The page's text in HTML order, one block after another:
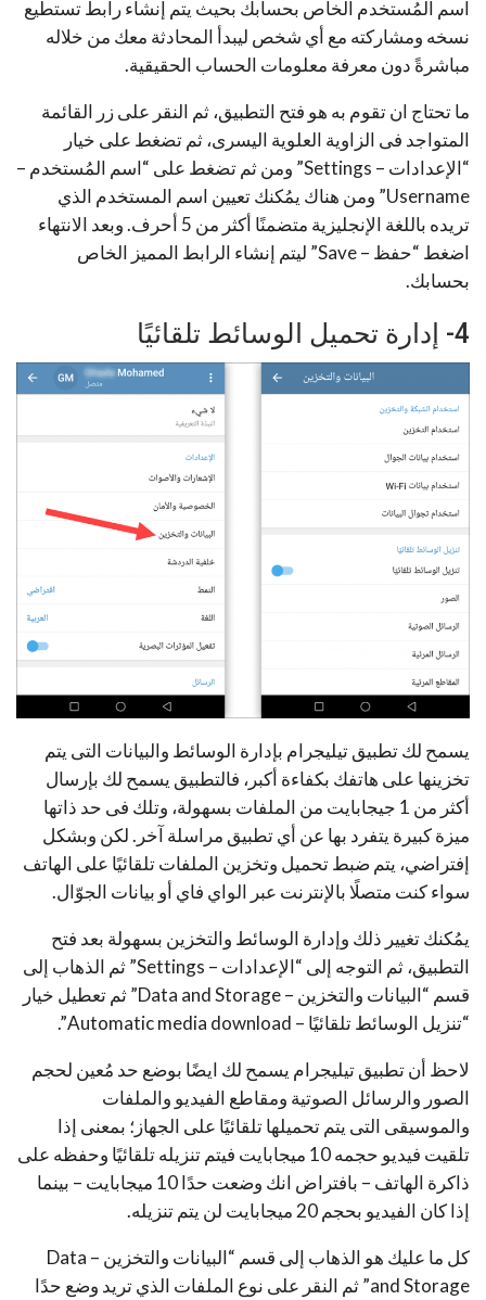
اسم المُستخدم الخاص بحسابك بحيث يتم إنشاء رابط تستطيع
نسخه ومشاركته مع أي شخص ليبدأ المحادثة معك من خلاله
مباشرةً دون معرفة معلومات الحساب الحقيقية.
ما تحتاج ان تقوم به هو فتح التطبيق، ثم النقر على زر القائمة
المتواجد فى الزاوية العلوية اليسرى، ثم تضغط على خيار
“الإعدادات – Settings” ومن ثم تضغط على “اسم المُستخدم –
Username” ومن هناك يمُكنك تعيين اسم المستخدم الذي
تريده باللغة الإنجليزية متضمنًا أكثر من 5 أحرف. وبعد الانتهاء
اضغط “حفظ – Save” ليتم إنشاء الرابط المميز الخاص
بحسابك.
4- إدارة تحميل الوسائط تلقائيًا
يسمح لك تطبيق تيليجرام بإدارة الوسائط والبيانات التى يتم
تخزينها على هاتفك بكفاءة أكبر، فالتطبيق يسمح لك بإرسال
أكثر من 1 جيجابايت من الملفات بسهولة، وتلك فى حد ذاتها
ميزة كبيرة يتفرد بها عن أي تطبيق مراسلة آخر. لكن وبشكل
إفتراضي، يتم ضبط تحميل وتخزين الملفات تلقائيًا على الهاتف
سواء كنت متصلًا بالإنترنت عبر الواي فاي أو بيانات الجوّال.
يمُكنك تغيير ذلك وإدارة الوسائط والتخزين بسهولة بعد فتح
التطبيق، ثم التوجه إلى “الإعدادات – Settings” ثم الذهاب إلى
قسم “البيانات والتخزين – Data and Storage” ثم تعطيل خيار
“تنزيل الوسائط تلقائيًا – Automatic media download”.
لاحظ أن تطبيق تيليجرام يسمح لك ايضًا بوضع حد مُعين لحجم
الصور والرسائل الصوتية ومقاطع الفيديو والملفات
والموسيقى التى يتم تحميلها تلقائيًا على الجهاز؛ بمعنى إذا
تلقيت فيديو حجمه 10 ميجابايت فيتم تنزيله تلقائيًا وحفظه على
ذاكرة الهاتف – بافتراض انك وضعت حدًا 10 ميجابايت – بينما
إذا كان الفيديو بحجم 20 ميجابايت لن يتم تنزيله.
كل ما عليك هو الذهاب إلى قسم “البيانات والتخزين – Data
and Storage” ثم النقر على نوع الملفات الذي تريد وضع حدًا